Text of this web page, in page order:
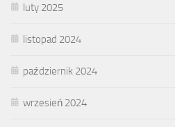
luty 2025
listopad 2024
październik 2024
wrzesień 2024